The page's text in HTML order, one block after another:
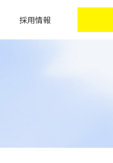
採用情報